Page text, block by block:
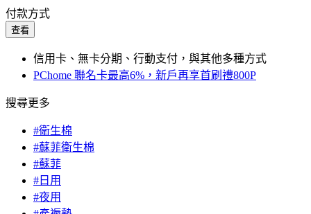
付款方式
查看
信用卡、無卡分期、行動支付，與其他多種方式
PChome 聯名卡最高6%，新戶再享首刷禮800P
搜尋更多
#衛生棉
#蘇菲衛生棉
#蘇菲
#日用
#夜用